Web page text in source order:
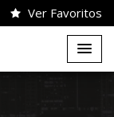
Ver Favoritos